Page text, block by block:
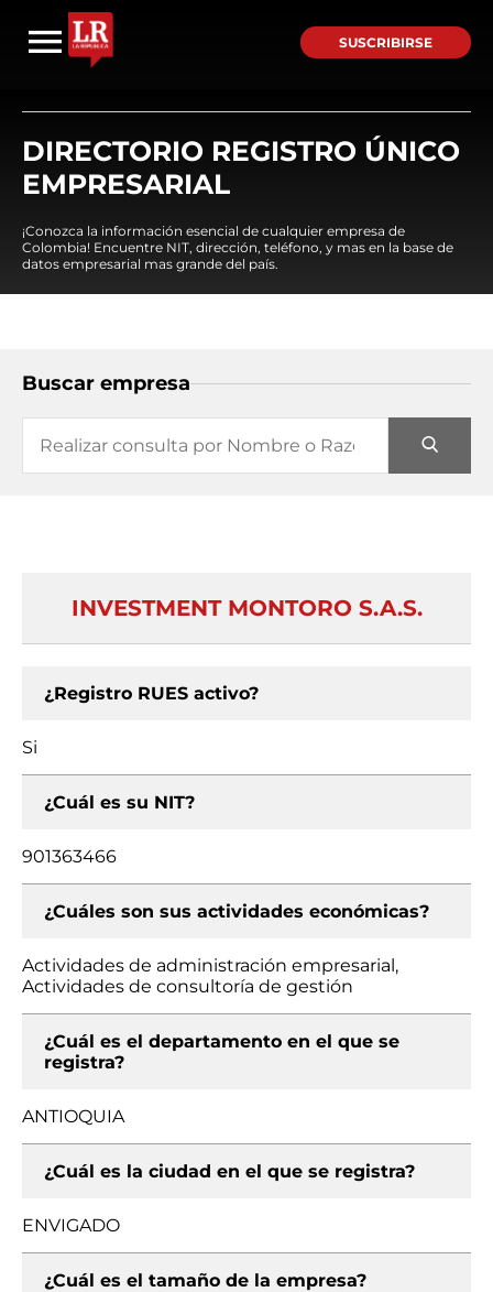
SUSCRIBIRSE
DIRECTORIO REGISTRO ÚNICO
EMPRESARIAL
¡Conozca la información esencial de cualquier empresa de
Colombia! Encuentre NIT, dirección, teléfono, y mas en la base de
datos empresarial mas grande del país.
Buscar empresa
INVESTMENT MONTORO S.A.S.
¿Registro RUES activo?
Si
¿Cuál es su NIT?
901363466
¿Cuáles son sus actividades económicas?
Actividades de administración empresarial,
Actividades de consultoría de gestión
¿Cuál es el departamento en el que se
registra?
ANTIOQUIA
¿Cuál es la ciudad en el que se registra?
ENVIGADO
¿Cuál es el tamaño de la empresa?